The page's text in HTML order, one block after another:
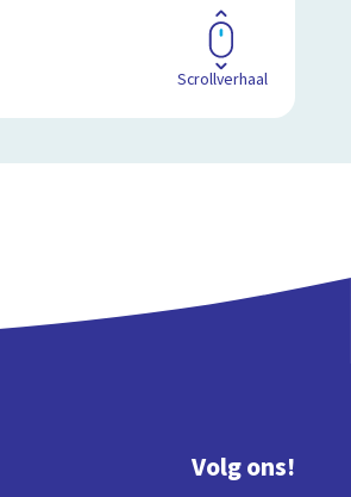
Scrollverhaal
Volg ons!